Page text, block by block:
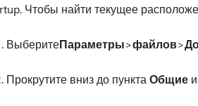
Чтобы найти текущее
ВыберитеПараметры>файлов>
Прокрутите вниз до пункта Общиеи